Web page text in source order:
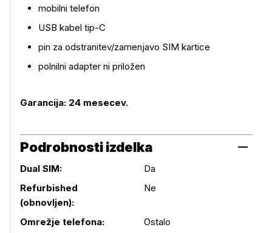
mobilni telefon
USB kabel tip-C
pin za odstranitev/zamenjavo SIM kartice
polnilni adapter ni priložen
Garancija: 24 mesecev.
Podrobnosti izdelka
Dual SIM:
Da
Refurbished
(obnovljen):
Ne
Omrežje telefona:
Ostalo